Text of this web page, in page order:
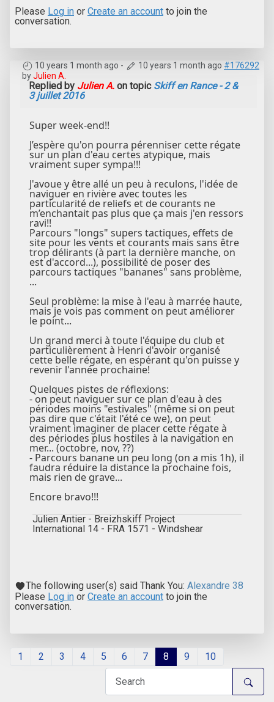
Please Log in or Create an account to join the
conversation.
10 years 1 month ago - 10 years 1 month ago #176292
byJulien A.
Replied by Julien A. on topic Skiff en Rance - 2 &
3 juillet 2016
Super week-end!!
J’espère qu'on pourra pérenniser cette régate
sur un plan d'eau certes atypique, mais
vraiment super sympa!!!
J'avoue y être allé un peu à reculons, l'idée de
naviguer en rivière avec toutes les
particularité de reliefs et de courants ne
m’enchantait pas plus que ça mais j'en ressors
ravi!!
Parcours "longs" supers tactiques, effets de
site pour les vents et courants mais sans être
trop délirants (à part la dernière manche, on
est d'accord...), possibilité de poser des
parcours tactiques "bananes" sans problème,
...
Seul problème: la mise à l'eau à marrée haute,
mais je vois pas comment on peut améliorer
le point...
Un grand merci à toute l'équipe du club et
particulièrement à Henri d'avoir organisé
cette belle régate, en espérant qu'on puisse y
revenir l'année prochaine!
Quelques pistes de réflexions:
- on peut naviguer sur ce plan d'eau à des
périodes moins "estivales" (même si on peut
pas dire que c'était l'été ce we), on peut
vraiment imaginer de placer cette régate à
des périodes plus hostiles à la navigation en
mer... (octobre, nov, ??)
- Parcours banane un peu long (on a mis 1h), il
faudra réduire la distance la prochaine fois,
mais rien de grave...
Encore bravo!!!
Julien Antier - Breizhskiff Project
International 14 - FRA 1571 - Windshear
The following user(s) said Thank You: Alexandre 38
Please Log in or Create an account to join the
conversation.
1 2 3 4 5 6 7 8 9 10